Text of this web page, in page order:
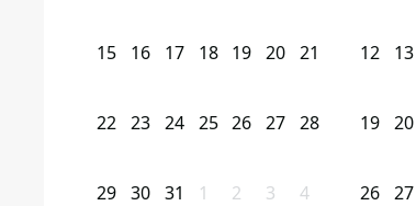
15 16 17 18 19 20 21
22 23 24 25 26 27 28
29 30 31 1 2 3 4
12 13
19 20
26 27